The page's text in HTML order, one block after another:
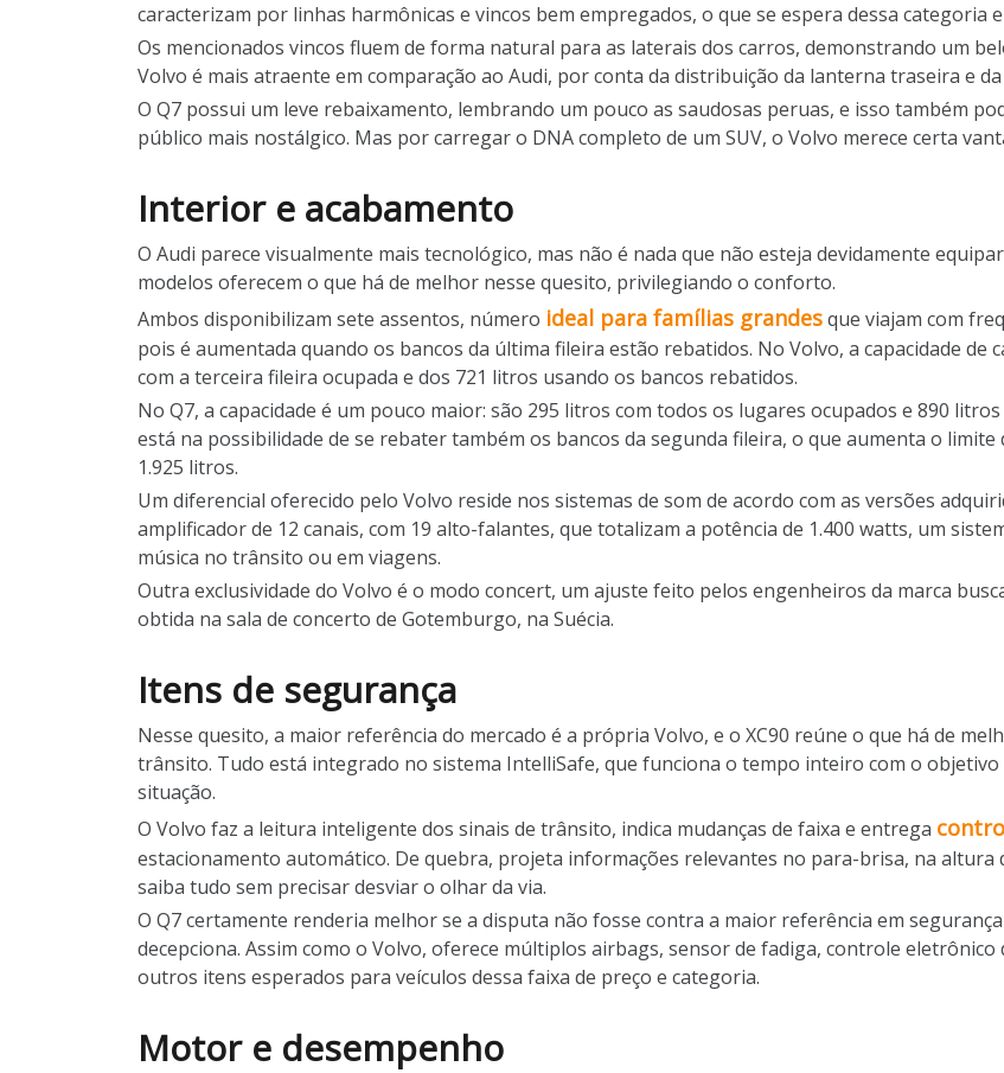
caracterizam por linhas harmônicas e vincos bem empregados, o que se espera dessa categoria
Os mencionados vincos fluem de forma natural para as laterais dos carros, demonstrando um
Volvo é mais atraente em comparação ao Audi, por conta da distribuição da lanterna traseira e
O Q7 possui um leve rebaixamento, lembrando um pouco as saudosas peruas, e isso também
público mais nostálgico. Mas por carregar o DNA completo de um SUV, o Volvo merece certa
Interior e acabamento
O Audi parece visualmente mais tecnológico, mas não é nada que não esteja devidamente
modelos oferecem o que há de melhor nesse quesito, privilegiando o conforto.
Ambos disponibilizam sete assentos, número ideal para famílias grandesque viajam com
pois é aumentada quando os bancos da última fileira estão rebatidos. No Volvo, a capacidade de
com a terceira fileira ocupada e dos 721 litros usando os bancos rebatidos.
No Q7, a capacidade é um pouco maior: são 295 litros com todos os lugares ocupados e 890
está na possibilidade de se rebater também os bancos da segunda fileira, o que aumenta o
1.925 litros.
Um diferencial oferecido pelo Volvo reside nos sistemas de som de acordo com as versões
amplificador de 12 canais, com 19 alto-falantes, que totalizam a potência de 1.400 watts, um
música no trânsito ou em viagens.
Outra exclusividade do Volvo é o modo concert, um ajuste feito pelos engenheiros da marca
obtida na sala de concerto de Gotemburgo, na Suécia.
Itens de segurança
Nesse quesito, a maior referência do mercado é a própria Volvo, e o XC90 reúne o que há de
trânsito. Tudo está integrado no sistema IntelliSafe, que funciona o tempo inteiro com o
situação.
O Volvo faz a leitura inteligente dos sinais de trânsito, indica mudanças de faixa e entrega
estacionamento automático. De quebra, projeta informações relevantes no para-brisa, na
saiba tudo sem precisar desviar o olhar da via.
O Q7 certamente renderia melhor se a disputa não fosse contra a maior referência em
decepciona. Assim como o Volvo, oferece múltiplos airbags, sensor de fadiga, controle
outros itens esperados para veículos dessa faixa de preço e categoria.
Motor e desempenho